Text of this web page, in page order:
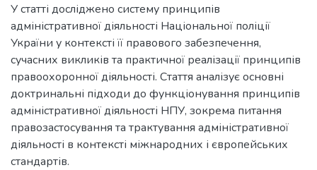
У статті досліджено систему принципів
адміністративної діяльності Національної поліції
України у контексті її правового забезпечення,
сучасних викликів та практичної реалізації принципів
правоохоронної діяльності. Стаття аналізує основні
доктринальні підходи до функціонування принципів
адміністративної діяльності НПУ, зокрема питання
правозастосування та трактування адміністративної
діяльності в контексті міжнародних і європейських
стандартів.